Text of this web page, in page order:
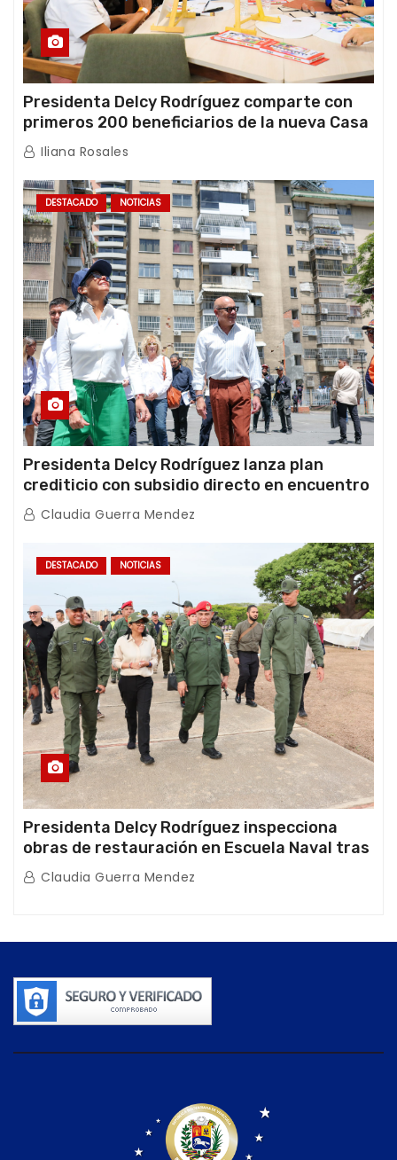
Presidenta Delcy Rodríguez comparte con
primeros 200 beneficiarios de la nueva Casa
de los Abuelos “La Primavera” en Caracas
Iliana Rosales
DESTACADO NOTICIAS
Presidenta Delcy Rodríguez lanza plan
crediticio con subsidio directo en encuentro
con Juntas de Condominio
Claudia Guerra Mendez
DESTACADO NOTICIAS
Presidenta Delcy Rodríguez inspecciona
obras de restauración en Escuela Naval tras
afectaciones sísmicas en La Guaira
Claudia Guerra Mendez